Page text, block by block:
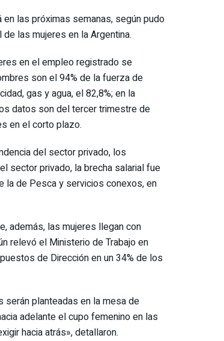
las próximas semanas, según pudo
las mujeres en la Argentina.
en el empleo registrado se
son el 94% de la fuerza de
gas y agua, el 82,8%; en la
datos son del tercer trimestre de
en el corto plazo.
del sector privado, los
sector privado, la brecha salarial fue
la de Pesca y servicios conexos, en
además, las mujeres llegan con
relevó el Ministerio de Trabajo en
de Dirección en un 34% de los
planteadas en la mesa de
adelante el cupo femenino en las
hacia atrás», detallaron.